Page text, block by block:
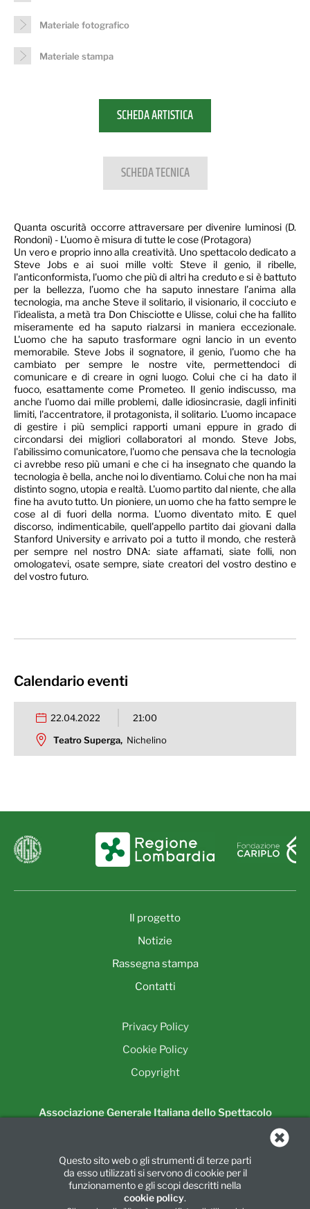
Questo sito web o gli strumenti di terze parti
da esso utilizzati si servono di cookie per il
funzionamento e gli scopi descritti nella
cookie policy.
Materiale fotografico
Materiale stampa
SCHEDA ARTISTICA
SCHEDA TECNICA
Quanta oscurità occorre attraversare per divenire luminosi (D.
Rondoni) - L'uomo è misura di tutte le cose (Protagora)
Un vero e proprio inno alla creatività. Uno spettacolo dedicato a
Steve Jobs e ai suoi mille volti: Steve il genio, il ribelle,
l'anticonformista, l'uomo che più di altri ha creduto e si è battuto
per la bellezza, l’uomo che ha saputo innestare l’anima alla
tecnologia, ma anche Steve il solitario, il visionario, il cocciuto e
l'idealista, a metà tra Don Chisciotte e Ulisse, colui che ha fallito
miseramente ed ha saputo rialzarsi in maniera eccezionale.
L'uomo che ha saputo trasformare ogni lancio in un evento
memorabile. Steve Jobs il sognatore, il genio, l'uomo che ha
cambiato per sempre le nostre vite, permettendoci di
comunicare e di creare in ogni luogo. Colui che ci ha dato il
fuoco, esattamente come Prometeo. Il genio indiscusso, ma
anche l'uomo dai mille problemi, dalle idiosincrasie, dagli infiniti
limiti, l'accentratore, il protagonista, il solitario. L'uomo incapace
di gestire i più semplici rapporti umani eppure in grado di
circondarsi dei migliori collaboratori al mondo. Steve Jobs,
l'abilissimo comunicatore, l'uomo che pensava che la tecnologia
ci avrebbe reso più umani e che ci ha insegnato che quando la
tecnologia è bella, anche noi lo diventiamo. Colui che non ha mai
distinto sogno, utopia e realtà. L'uomo partito dal niente, che alla
fine ha avuto tutto. Un pioniere, un uomo che ha fatto sempre le
cose al di fuori della norma. L'uomo diventato mito. E quel
discorso, indimenticabile, quell'appello partito dai giovani dalla
Stanford University e arrivato poi a tutto il mondo, che resterà
per sempre nel nostro DNA: siate affamati, siate folli, non
omologatevi, osate sempre, siate creatori del vostro destino e
del vostro futuro.
Calendario eventi
22.04.2022
Teatro Superga, Nichelino
21:00
Il progetto
Notizie
Rassegna stampa
Contatti
Privacy Policy
Cookie Policy
Copyright
Associazione Generale Italiana dello Spettacolo
20124 Milano
Tel.:02 6739781|Fax:02 67397860